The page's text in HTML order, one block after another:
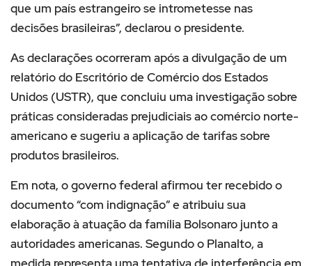
que um país estrangeiro se intrometesse nas
decisões brasileiras”, declarou o presidente.
As declarações ocorreram após a divulgação de um
relatório do Escritório de Comércio dos Estados
Unidos (USTR), que concluiu uma investigação sobre
práticas consideradas prejudiciais ao comércio norte-
americano e sugeriu a aplicação de tarifas sobre
produtos brasileiros.
Em nota, o governo federal afirmou ter recebido o
documento “com indignação” e atribuiu sua
elaboração à atuação da família Bolsonaro junto a
autoridades americanas. Segundo o Planalto, a